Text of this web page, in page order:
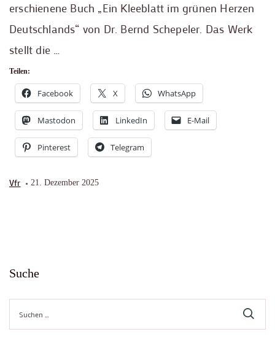
erschienene Buch „Ein Kleeblatt im grünen Herzen
Deutschlands“ von Dr. Bernd Schepeler. Das Werk
stellt die …
Teilen:
Facebook X WhatsApp
Mastodon LinkedIn E-Mail
Pinterest Telegram
Vfr 21. Dezember 2025
Suche
nach: